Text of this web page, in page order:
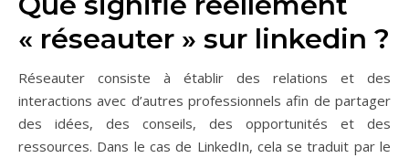
« réseauter » sur linkedin ?
Réseauter consiste à établir des relations et des
interactions avec d’autres professionnels afin de partager
des idées, des conseils, des opportunités et des
ressources. Dans le cas de LinkedIn, cela se traduit par le